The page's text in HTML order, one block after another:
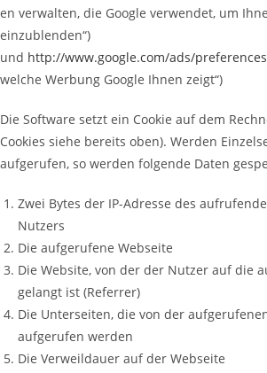
en verwalten, die Google verwendet, um
einzublenden“)
und http://www.google.com/ads/
welche Werbung Google Ihnen zeigt“)
Die Software setzt ein Cookie auf dem
Cookies siehe bereits oben). Werden
aufgerufen, so werden folgende Daten
Zwei Bytes der IP-Adresse des
Nutzers
Die aufgerufene Webseite
Die Website, von der der Nutzer auf die
gelangt ist (Referrer)
Die Unterseiten, die von der
aufgerufen werden
Die Verweildauer auf der Webseite